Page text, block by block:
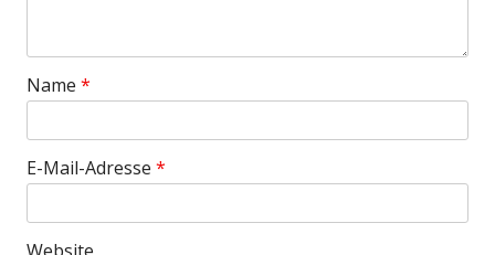
Name *
E-Mail-Adresse *